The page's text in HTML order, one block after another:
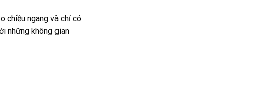
chiều ngang và chỉ có
những không gian